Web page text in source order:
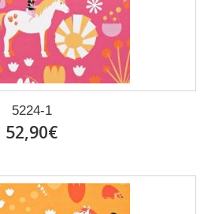
5224-1
52,90€